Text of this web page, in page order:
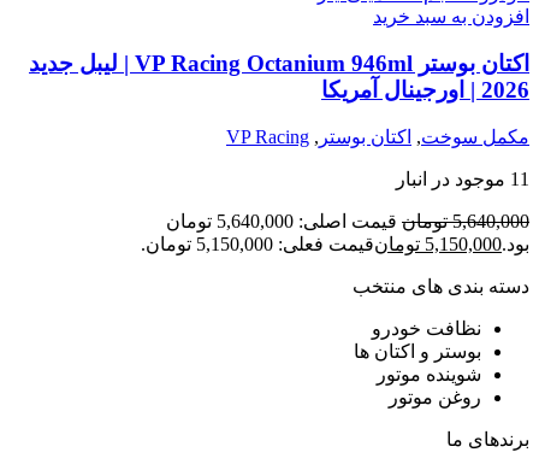
افزودن به سبد خرید
اکتان بوستر VP Racing Octanium 946ml | لیبل جدید
2026 | اورجینال آمریکا
مکمل سوخت, اکتان بوستر ,
VP Racing
11 موجود در انبار
5,640,000 تومان
قیمت اصلی: 5,640,000 تومان
بود.5,150,000 تومانقیمت فعلی: 5,150,000 تومان.
دسته بندی های منتخب
نظافت خودرو
بوستر و اکتان ها
شوینده موتور
روغن موتور
برندهای ما